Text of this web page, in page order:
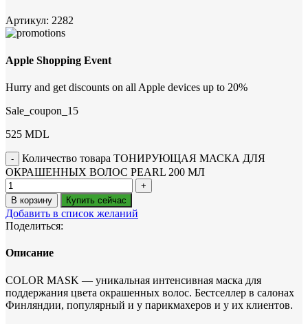
Артикул: 2282
Apple Shopping Event
Hurry and get discounts on all Apple devices up to 20%
Sale_coupon_15
525 MDL
Количество товара ТОНИРУЮЩАЯ МАСКА ДЛЯ
ОКРАШЕННЫХ ВОЛОС PEARL 200 МЛ
В корзину Купить сейчас
Добавить в список желаний
Поделиться:
Описание
COLOR MASK — уникальная интенсивная маска для
поддержания цвета окрашенных волос. Бестселлер в салонах
Финляндии, популярный и у парикмахеров и у их клиентов.